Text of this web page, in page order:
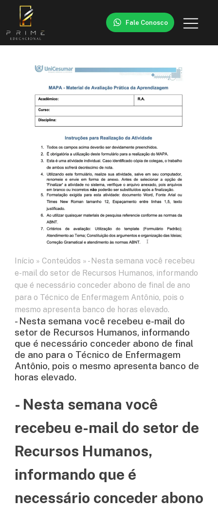
Fale Conosco
Início » Conteúdos » - Nesta semana você recebeu
e-mail do setor de Recursos Humanos, informando
que é necessário conceder abono de final de ano
para o Técnico de Enfermagem Antônio, pois o
mesmo apresenta banco de horas elevado.
- Nesta semana você recebeu e-mail do
setor de Recursos Humanos, informando
que é necessário conceder abono de final
de ano para o Técnico de Enfermagem
Antônio, pois o mesmo apresenta banco de
horas elevado.
- Nesta semana você
recebeu e-mail do setor de
Recursos Humanos,
informando que é
necessário conceder abono